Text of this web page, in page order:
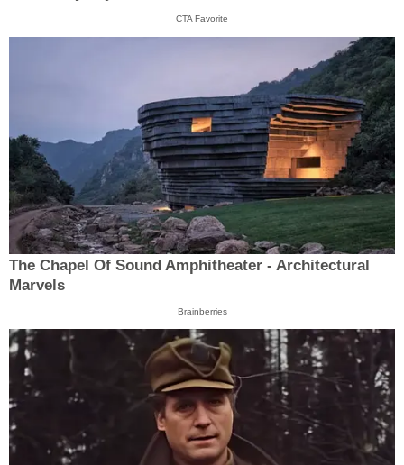
CTA Favorite
The Chapel Of Sound Amphitheater - Architectural
Marvels
Brainberries